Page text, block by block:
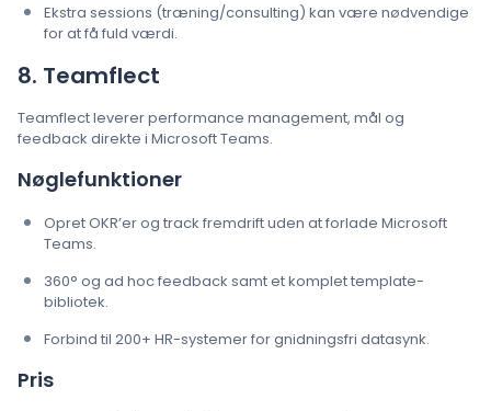
Ekstra sessions (træning/consulting) kan være nødvendige
for at få fuld værdi.
8. Teamflect
Teamflect leverer performance management, mål og
feedback direkte i Microsoft Teams.
Nøglefunktioner
Opret OKR’er og track fremdrift uden at forlade Microsoft
Teams.
360° og ad hoc feedback samt et komplet template-
bibliotek.
Forbind til 200+ HR-systemer for gnidningsfri datasynk.
Pris